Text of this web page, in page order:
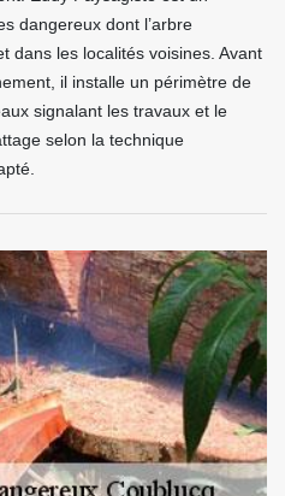
dangereux dont l’arbre
dans les localités voisines. Avant
il installe un périmètre de
signalant les travaux et le
selon la technique